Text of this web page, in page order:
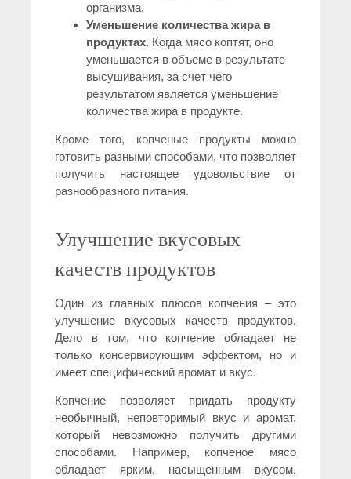
организма.
Уменьшение количества жира в
продуктах. Когда мясо коптят, оно
уменьшается в объеме в результате
высушивания, за счет чего
результатом является уменьшение
количества жира в продукте.
Кроме того, копченые продукты можно
готовить разными способами, что позволяет
получить настоящее удовольствие от
разнообразного питания.
Улучшение вкусовых
качеств продуктов
Один из главных плюсов копчения – это
улучшение вкусовых качеств продуктов.
Дело в том, что копчение обладает не
только консервирующим эффектом, но и
имеет специфический аромат и вкус.
Копчение позволяет придать продукту
необычный, неповторимый вкус и аромат,
который невозможно получить другими
способами. Например, копченое мясо
обладает ярким, насыщенным вкусом,